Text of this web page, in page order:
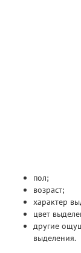
пол;
возраст;
характер
цвет
другие
выделения.